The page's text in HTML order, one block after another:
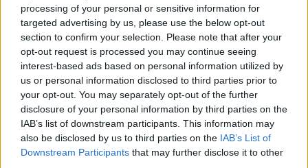
processing of your personal or sensitive information for
targeted advertising by us, please use the below opt-out
section to confirm your selection. Please note that after your
opt-out request is processed you may continue seeing
interest-based ads based on personal information utilized by
us or personal information disclosed to third parties prior to
your opt-out. You may separately opt-out of the further
disclosure of your personal information by third parties on the
IAB’s list of downstream participants. This information may
also be disclosed by us to third parties on the IAB’s List of
Downstream Participants that may further disclose it to other